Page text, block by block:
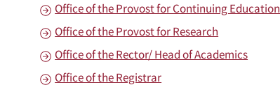
Office of the Provost for Continuing Education
Office of the Provost for Research
Office of the Rector/ Head of Academics
Office of the Registrar